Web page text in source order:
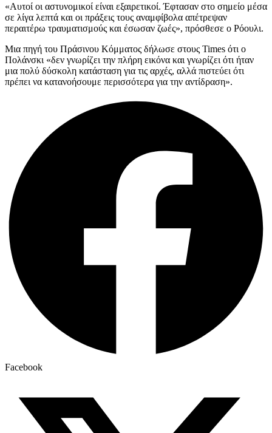
«Αυτοί οι αστυνομικοί είναι εξαιρετικοί. Έφτασαν στο σημείο μέσα
σε λίγα λεπτά και οι πράξεις τους αναμφίβολα απέτρεψαν
περαιτέρω τραυματισμούς και έσωσαν ζωές», πρόσθεσε ο Ρόουλι.
Μια πηγή του Πράσινου Κόμματος δήλωσε στους Times ότι ο
Πολάνσκι «δεν γνωρίζει την πλήρη εικόνα και γνωρίζει ότι ήταν
μια πολύ δύσκολη κατάσταση για τις αρχές, αλλά πιστεύει ότι
πρέπει να κατανοήσουμε περισσότερα για την αντίδραση».
Facebook